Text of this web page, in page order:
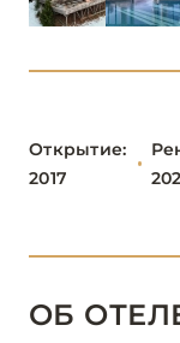
Chalet Alice,
d'Arbois)
Coeur de
Открытие:
2017
ОБ